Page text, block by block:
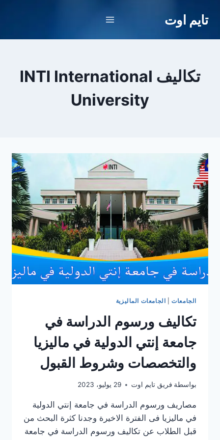
تايم اوت
تكاليف INTI International
University
الجامعات| الجامعات الماليزية
تكاليف ورسوم الدراسة في
جامعة إنتي الدولية في مالیزیا
والتخصصات وشروط القبول
بواسطة فريق تايم اوت 29 يوليو، 2023
مصاريف ورسوم الدراسة في جامعة إنتي الدولية
في ماليزيا فى الفترة الاخيرة وجدنا كثرة البحث من
قبل الطلاب عن تكاليف ورسوم الدراسة في جامعة